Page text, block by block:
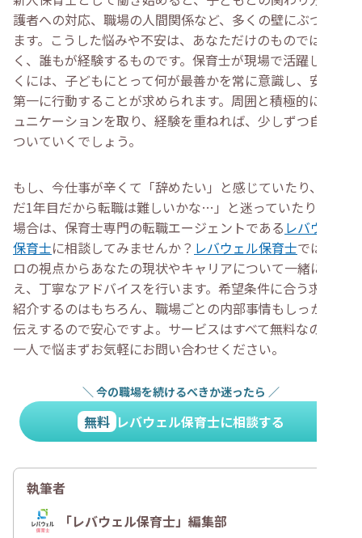
護者への対応、職場の人間関係など、多くの壁にぶつかり
ます。こうした悩みや不安は、あなただけのものではな
く、誰もが経験するものです。保育士が現場で活躍してい
くには、子どもにとって何が最善かを常に意識し、安全を
第一に行動することが求められます。周囲と積極的にコミ
ュニケーションを取り、経験を重ねれば、少しずつ自信が
ついていくでしょう。
もし、今仕事が辛くて「辞めたい」と感じていたり、「ま
だ1年目だから転職は難しいかな…」と迷っていたりする
場合は、保育士専門の転職エージェントである レバウェル
保育士に相談してみませんか？ レバウェル保育士では、プ
ロの視点からあなたの現状やキャリアについて一緒に考
え、丁寧なアドバイスを行います。希望条件に合う求人を
紹介するのはもちろん、職場ごとの内部事情もしっかりお
伝えするので安心ですよ。サービスはすべて無料なので、
一人で悩まずお気軽にお問い合わせください。
＼ 今の職場を続けるべきか迷ったら ／
無料 レバウェル保育士に相談する
執筆者
「レバウェル保育士」編集部